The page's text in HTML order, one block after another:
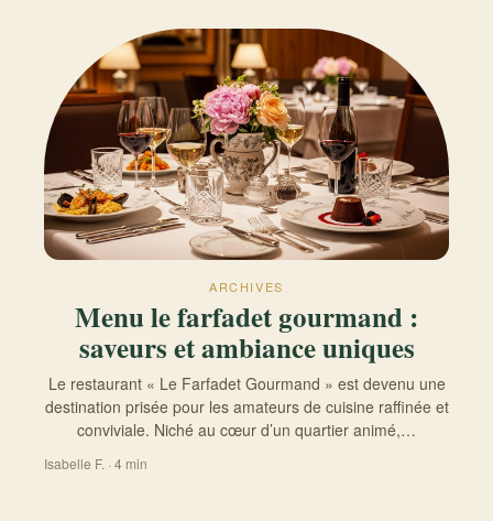
ARCHIVES
Menu le farfadet gourmand :
saveurs et ambiance uniques
Le restaurant « Le Farfadet Gourmand » est devenu une
destination prisée pour les amateurs de cuisine raffinée et
conviviale. Niché au cœur d’un quartier animé,…
Isabelle F. · 4 min